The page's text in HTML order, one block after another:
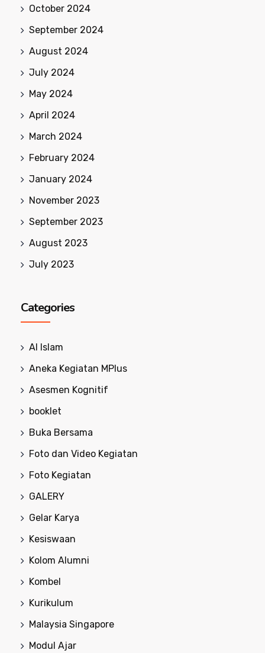
October 2024
September 2024
August 2024
July 2024
May 2024
April 2024
March 2024
February 2024
January 2024
November 2023
September 2023
August 2023
July 2023
Categories
Al Islam
Aneka Kegiatan MPlus
Asesmen Kognitif
booklet
Buka Bersama
Foto dan Video Kegiatan
Foto Kegiatan
GALERY
Gelar Karya
Kesiswaan
Kolom Alumni
Kombel
Kurikulum
Malaysia Singapore
Modul Ajar